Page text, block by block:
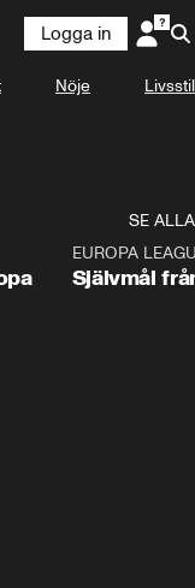
Logga in
Nöje Livsstil
SE ALLA
EUROPA
Självmål